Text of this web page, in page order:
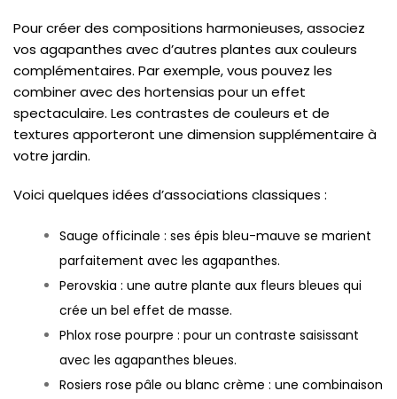
Pour créer des compositions harmonieuses, associez
vos agapanthes avec d’autres plantes aux couleurs
complémentaires. Par exemple, vous pouvez les
combiner avec des hortensias pour un effet
spectaculaire. Les contrastes de couleurs et de
textures apporteront une dimension supplémentaire à
votre jardin.
Voici quelques idées d’associations classiques :
Sauge officinale : ses épis bleu-mauve se marient
parfaitement avec les agapanthes.
Perovskia : une autre plante aux fleurs bleues qui
crée un bel effet de masse.
Phlox rose pourpre : pour un contraste saisissant
avec les agapanthes bleues.
Rosiers rose pâle ou blanc crème : une combinaison